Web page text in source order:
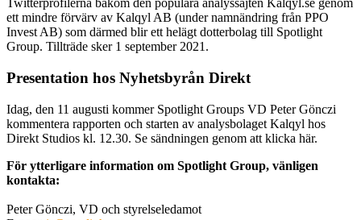
Twitterprofilerna bakom den populära analyssajten Kalqyl.se genom
ett mindre förvärv av Kalqyl AB (under namnändring från PPO
Invest AB) som därmed blir ett helägt dotterbolag till Spotlight
Group. Tillträde sker 1 september 2021.
Presentation hos Nyhetsbyrån Direkt
Idag, den 11 augusti kommer Spotlight Groups VD Peter Gönczi
kommentera rapporten och starten av analysbolaget Kalqyl hos
Direkt Studios kl. 12.30. Se sändningen genom att klicka här.
För ytterligare information om Spotlight Group, vänligen
kontakta:
Peter Gönczi, VD och styrelseledamot